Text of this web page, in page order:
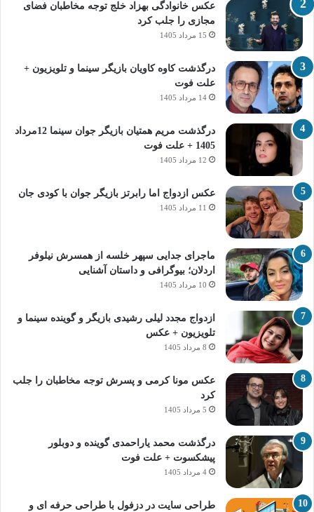
عکس خانوادگی بهزاد خلج توجه مخاطبان فضای
مجازی را جلب کرد
15 مرداد 1405
درگذشت کاوه کاویان بازیگر سینما و تلویزیون +
علت فوت
14 مرداد 1405
درگذشت مریم همتیان بازیگر جوان سینما 12مرداد
1405 + علت فوت
12 مرداد 1405
عکس ازدواج اما رابرتز بازیگر جوان با کودی جان
11 مرداد 1405
ماجرای جدایی سپهر خلسه از همسرش نیلوفر
اردلان؛ بیوگرافی و داستان آشنایی
10 مرداد 1405
ازدواج مجدد لیلی رشیدی بازیگر و گوینده سینما و
تلویزیون + عکس
8 مرداد 1405
عکس مونا کرمی و پسرش توجه مخاطبان را جلب
کرد
5 مرداد 1405
درگذشت محمد یاراحمدی گوینده و دوبلور
پیشکسوت + علت فوت
4 مرداد 1405
طراحی سایت در دزفول با طراحی حرفه‌ ای و